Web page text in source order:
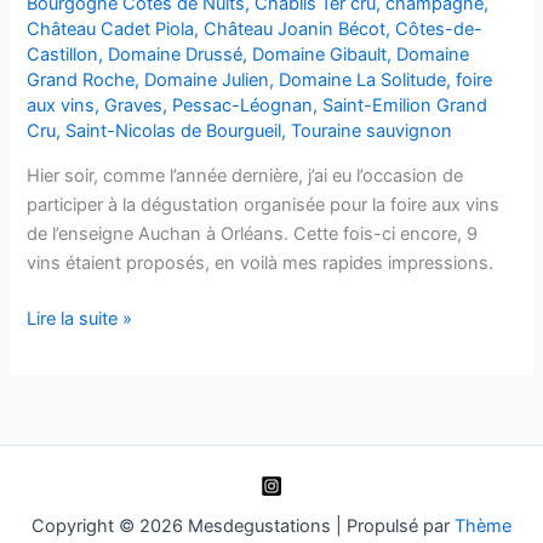
Château Cadet Piola,Château Joanin Bécot,Côtes-de-
Castillon, Domaine Drussé, Domaine Gibault, Domaine
Grand Roche, Domaine Julien, Domaine La Solitude,foire
aux vins,Graves, Pessac-Léognan, Saint-Emilion Grand
Cru, Saint-Nicolas de Bourgueil,Touraine sauvignon
Hier soir, comme l’année dernière, j’ai eu l’occasion de
participer à la dégustation organisée pour la foire aux vins
de l’enseigne Auchan à Orléans. Cette fois-ci encore, 9
vins étaient proposés, en voilà mes rapides impressions.
Dégustations
Lire la suite »
Copyright © 2026 Mesdegustations | Propulsé par Thème